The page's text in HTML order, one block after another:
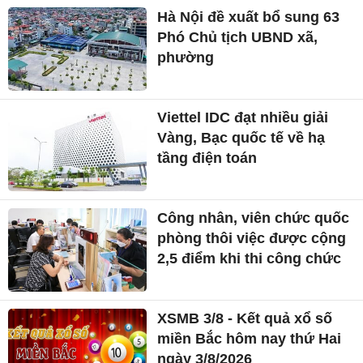
Hà Nội đề xuất bổ sung 63
Phó Chủ tịch UBND xã,
phường
Viettel IDC đạt nhiều giải
Vàng, Bạc quốc tế về hạ
tầng điện toán
Công nhân, viên chức quốc
phòng thôi việc được cộng
2,5 điểm khi thi công chức
XSMB 3/8 - Kết quả xổ số
miền Bắc hôm nay thứ Hai
ngày 3/8/2026